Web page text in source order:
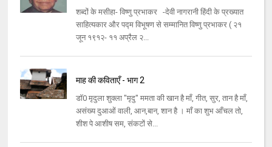
शब्दों के मसीहा- विष्णु प्रभाकर -देवी नागरानी हिंदी के प्रख्यात
साहित्यकार और पद्म विभूषण से सम्मानित विष्णु प्रभाकर ( २१
जून १९१२- ११ अप्रैल २...
माह की कविताएँ - भाग 2
डॉ0 मृदुला शुक्ला "मृदु" ममता की खान है माँ, गीत, सुर, तान है माँ,
असंख्य दुआओं वाली, आन,बान, शान है । माँ का शुभ आँचल तो,
शीश पे आशीष सम, संकटों से...